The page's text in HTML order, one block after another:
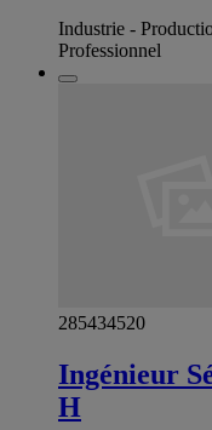
Industrie -
Professionnel
285434520
Ingénieur
H